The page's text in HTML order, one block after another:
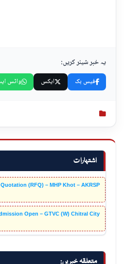
اشتہارات
(RFQ) – MHP Khot – AKRSP
Open – GTVC (W) Chitral City
متعلقہ خبریں:
یہ خبر شیئر کریں:
فیس بک ایکس واٹس